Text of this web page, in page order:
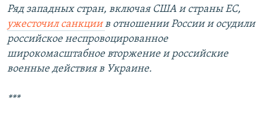
Ряд западных стран, включая США и страны ЕС,
ужесточил санкциив отношении России и осудили
российское неспровоцированное
широкомасштабное вторжение и российские
военные действия в Украине.
***